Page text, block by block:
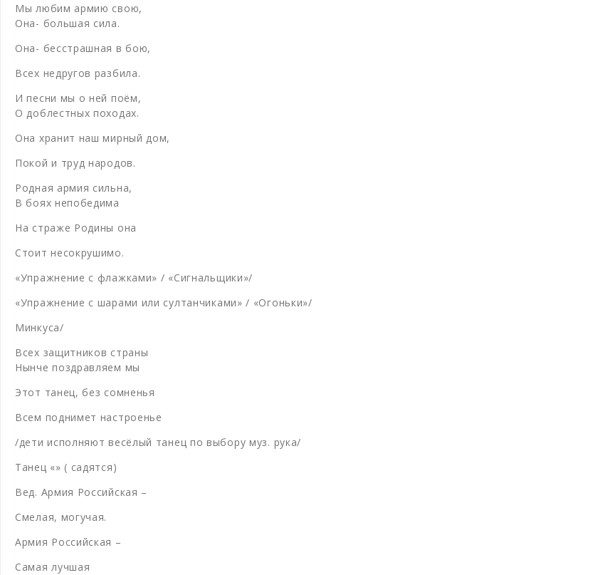
Мы любим армию свою,
Она- большая сила.
Она- бесстрашная в бою,
Всех недругов разбила.
И песни мы о ней поём,
О доблестных походах.
Она хранит наш мирный дом,
Покой и труд народов.
Родная армия сильна,
В боях непобедима
На страже Родины она
Стоит несокрушимо.
«Упражнение с флажками» / «Сигнальщики»/
«Упражнение с шарами или султанчиками» / «Огоньки»/
Минкуса/
Всех защитников страны
Нынче поздравляем мы
Этот танец, без сомненья
Всем поднимет настроенье
/дети исполняют весёлый танец по выбору муз. рука/
Танец «» ( садятся)
Вед. Армия Российская –
Смелая, могучая.
Армия Российская –
Самая лучшая